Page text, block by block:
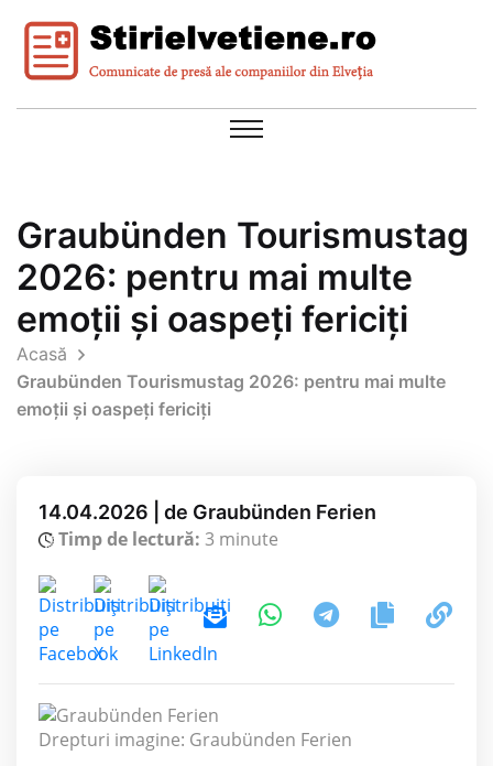
Graubünden Tourismustag
2026: pentru mai multe
emoții și oaspeți fericiți
Acasă
Graubünden Tourismustag 2026: pentru mai multe
emoții și oaspeți fericiți
14.04.2026 | de Graubünden Ferien
Timp de lectură: 3 minute
Drepturi imagine: Graubünden Ferien